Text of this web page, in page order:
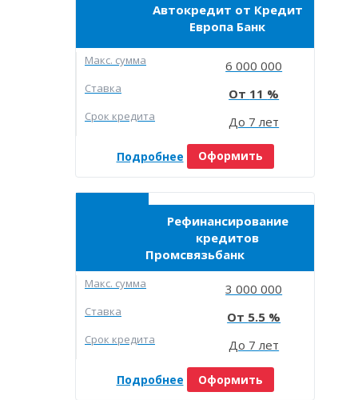
Автокредит от Кредит
Европа Банк
Макc. сумма 6 000 000
Ставка 11
Срок кредита До 7 лет
Подробнее Оформить
Рефинансирование
кредитов
Промсвязьбанк
Макc. сумма 3 000 000
Ставка 5.5
Срок кредита До 7 лет
Подробнее Оформить